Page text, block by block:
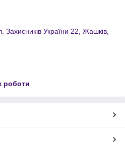
Захисників України 22, Жашків,
роботи